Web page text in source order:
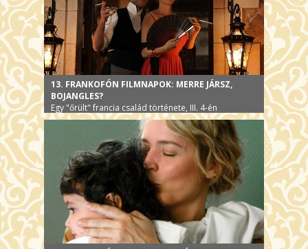
13. FRANKOFÓN FILMNAPOK: MERRE JÁRSZ,
BOJANGLES?
Egy "őrült" francia család története, III. 4-én